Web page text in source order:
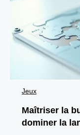
Jeux
Maîtriser la
dominer la